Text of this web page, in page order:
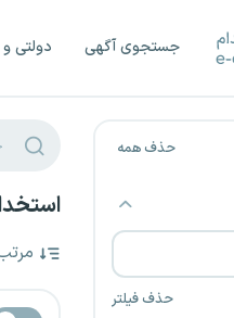
جستجوی آگهی دولتی
حذف همه
حذف فیلتر